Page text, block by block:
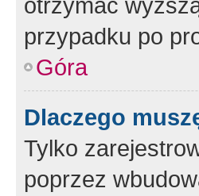
przypadku po
Góra
Dlaczego
Tylko
poprzez